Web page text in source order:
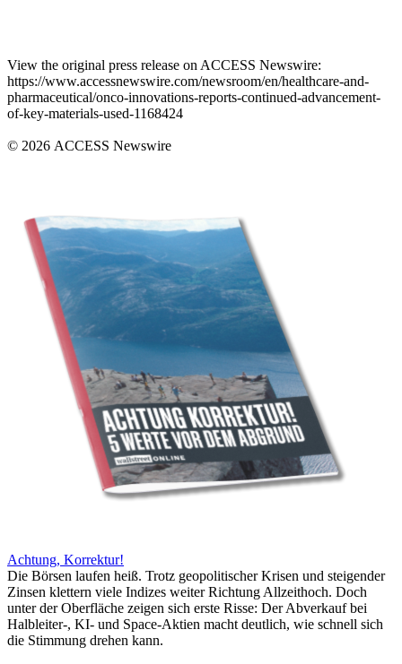
View the original press release on ACCESS Newswire:
https://www.accessnewswire.com/newsroom/en/healthcare-and-
pharmaceutical/onco-innovations-reports-continued-advancement-
of-key-materials-used-1168424
© 2026 ACCESS Newswire
Achtung, Korrektur!
Die Börsen laufen heiß. Trotz geopolitischer Krisen und steigender
Zinsen klettern viele Indizes weiter Richtung Allzeithoch. Doch
unter der Oberfläche zeigen sich erste Risse: Der Abverkauf bei
Halbleiter-, KI- und Space-Aktien macht deutlich, wie schnell sich
die Stimmung drehen kann.